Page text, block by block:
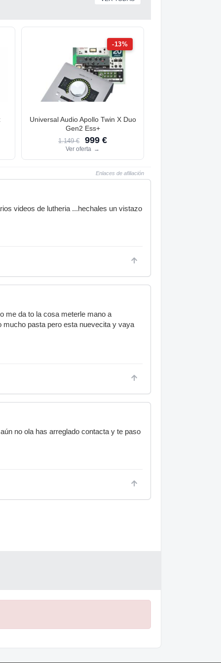
-13%
Universal Audio Apollo Twin X Duo
Gen2 Ess+
1.149 € 999 €
Ver oferta →
Enlaces de afiliación
videos de lutheria ...hechales un vistazo
me da to la cosa meterle mano a
mucho pasta pero esta nuevecita y vaya
no ola has arreglado contacta y te paso